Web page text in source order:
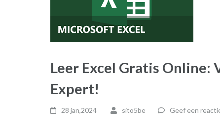
Leer Excel Gratis Online:
Expert!
28 jan,2024 sito5be Geef een